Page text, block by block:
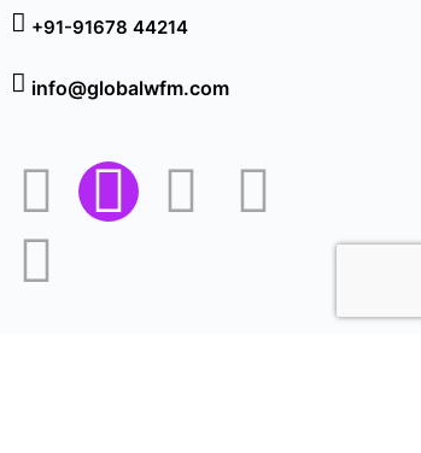
+91-91678 44214
info@globalwfm.com